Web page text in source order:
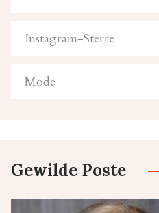
Instagram-Sterre
Mode
Gewilde Poste